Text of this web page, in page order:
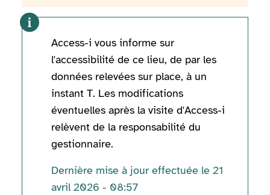
Access-i vous informe sur
l'accessibilité de ce lieu, de par les
données relevées sur place, à un
instant T. Les modifications
éventuelles après la visite d'Access-i
relèvent de la responsabilité du
gestionnaire.
Dernière mise à jour effectuée le 21
avril 2026 - 08:57